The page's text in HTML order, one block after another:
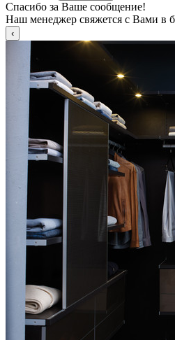
Спасибо за Ваше сообщение!
Наш менеджер свяжется с Вами в